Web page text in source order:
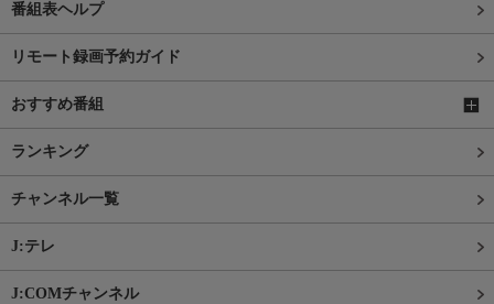
番組表ヘルプ
リモート録画予約ガイド
おすすめ番組
ランキング
チャンネル一覧
J:テレ
J:COMチャンネル